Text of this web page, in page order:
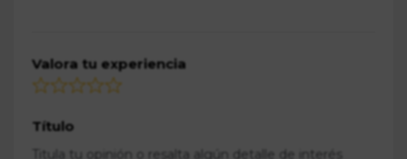
Valora tu experiencia
Título